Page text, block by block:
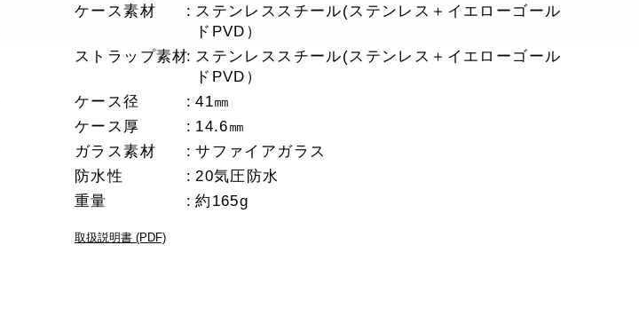
ケース素材
ステンレススチール(ステンレス＋イエローゴール
ドPVD）
ストラップ素材 ステンレススチール(ステンレス＋イエローゴール
ドPVD）
ケース径
41㎜
ケース厚
14.6㎜
ガラス素材
サファイアガラス
防水性
20気圧防水
重量
約165g
取扱説明書 (PDF)